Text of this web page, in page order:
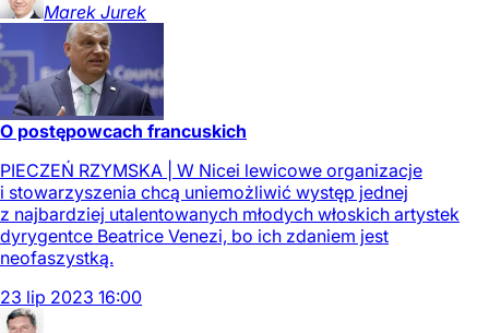
Marek Jurek
O postępowcach francuskich
PIECZEŃ RZYMSKA | W Nicei lewicowe organizacje
i stowarzyszenia chcą uniemożliwić występ jednej
z najbardziej utalentowanych młodych włoskich artystek
dyrygentce Beatrice Venezi, bo ich zdaniem jest
neofaszystką.
23 lip 2023 16:00